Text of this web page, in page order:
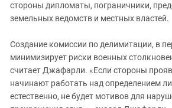
стороны дипломаты, пограничники,
земельных ведомств и местных властей.
Создание комиссии по делимитации, в
минимизирует риски военных
считает Джафарли. «Если стороны
начинают работать над определением
естественно, не будет мотивов для